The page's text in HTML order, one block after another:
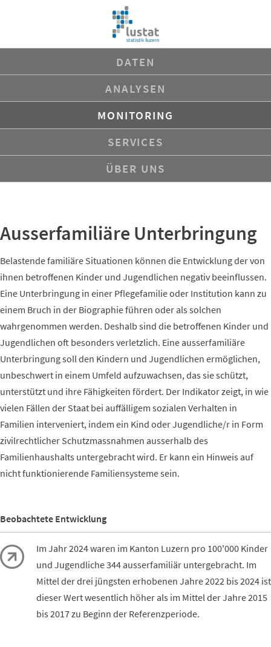
DATEN
ANALYSEN
MONITORING
SERVICES
ÜBER UNS
Ausserfamiliäre Unterbringung
Belastende familiäre Situationen können die Entwicklung der von
ihnen betroffenen Kinder und Jugendlichen negativ beeinflussen.
Eine Unterbringung in einer Pflegefamilie oder Institution kann zu
einem Bruch in der Biographie führen oder als solchen
wahrgenommen werden. Deshalb sind die betroffenen Kinder und
Jugendlichen oft besonders verletzlich. Eine ausserfamiliäre
Unterbringung soll den Kindern und Jugendlichen ermöglichen,
unbeschwert in einem Umfeld aufzuwachsen, das sie schützt,
unterstützt und ihre Fähigkeiten fördert. Der Indikator zeigt, in wie
vielen Fällen der Staat bei auffälligem sozialen Verhalten in
Familien interveniert, indem ein Kind oder Jugendliche/r in Form
zivilrechtlicher Schutzmassnahmen ausserhalb des
Familienhaushalts untergebracht wird. Er kann ein Hinweis auf
nicht funktionierende Familiensysteme sein.
Beobachtete Entwicklung
Im Jahr 2024 waren im Kanton Luzern pro 100'000 Kinder
und Jugendliche 344 ausserfamiliär untergebracht. Im
Mittel der drei jüngsten erhobenen Jahre 2022 bis 2024 ist
dieser Wert wesentlich höher als im Mittel der Jahre 2015
bis 2017 zu Beginn der Referenzperiode.